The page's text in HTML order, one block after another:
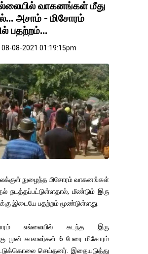
வாகனங்கள் மீது
அசாம் - மிசோரம்
பதற்றம்...
08-2021 01:19:15pm
நுழைந்த மிசோரம் வாகனங்கள்
நடத்தப்பட்டுள்ளதால், மீண்டும் இரு
இடையே பதற்றம் மூண்டுள்ளது.
எல்லையில் கடந்த இரு
முன் காவலர்கள் 6 பேரை மிசோரம்
செய்தனர். இதையடுத்து